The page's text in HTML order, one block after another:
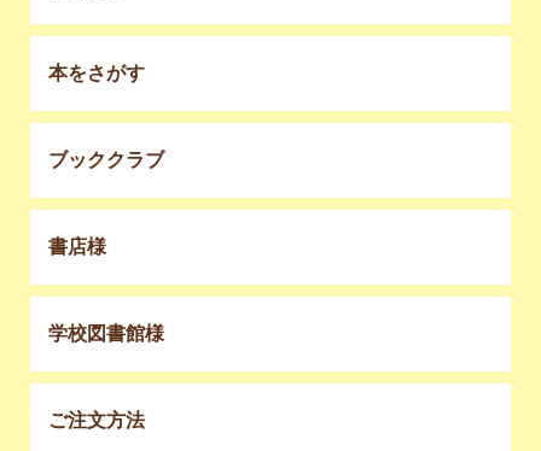
本をさがす
ブッククラブ
書店様
学校図書館様
ご注文方法